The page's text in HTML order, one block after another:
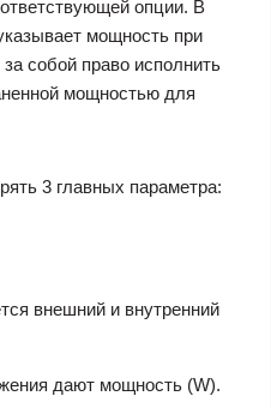
опции. В
мощность при
за собой право исполнить
мощностью для
3 главных параметра:
внешний и внутренний
дают мощность (W).